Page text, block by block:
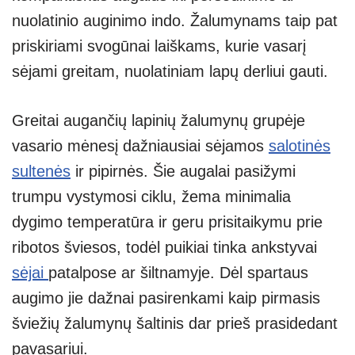
nuolatinio auginimo indo. Žalumynams taip pat
priskiriami svogūnai laiškams, kurie vasarį
sėjami greitam, nuolatiniam lapų derliui gauti.
Greitai augančių lapinių žalumynų grupėje
vasario mėnesį dažniausiai sėjamos salotinės
sultenės ir pipirnės. Šie augalai pasižymi
trumpu vystymosi ciklu, žema minimalia
dygimo temperatūra ir geru prisitaikymu prie
ribotos šviesos, todėl puikiai tinka ankstyvai
sėjai patalpose ar šiltnamyje. Dėl spartaus
augimo jie dažnai pasirenkami kaip pirmasis
šviežių žalumynų šaltinis dar prieš prasidedant
pavasariui.